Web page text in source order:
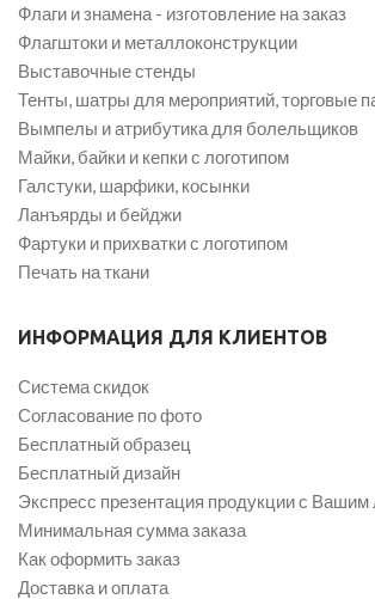
Флаги и знамена - изготовление на заказ
Флагштоки и металлоконструкции
Выставочные стенды
Тенты, шатры для мероприятий, торговые
Вымпелы и атрибутика для болельщиков
Майки, байки и кепки с логотипом
Галстуки, шарфики, косынки
Ланъярды и бейджи
Фартуки и прихватки с логотипом
Печать на ткани
ИНФОРМАЦИЯ ДЛЯ КЛИЕНТОВ
Система скидок
Согласование по фото
Бесплатный образец
Бесплатный дизайн
Экспресс презентация продукции с Вашим
Минимальная сумма заказа
Как оформить заказ
Доставка и оплата